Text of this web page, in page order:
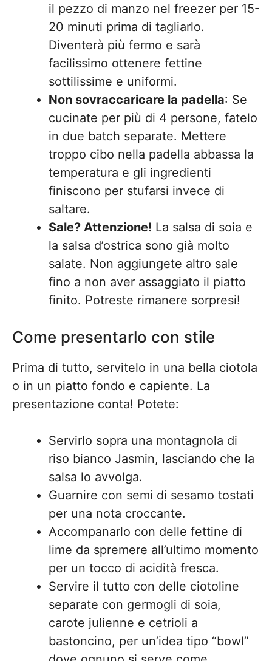
il pezzo di manzo nel freezer per 15-
20 minuti prima di tagliarlo.
Diventerà più fermo e sarà
facilissimo ottenere fettine
sottilissime e uniformi.
Non sovraccaricare la padella: Se
cucinate per più di 4 persone, fatelo
in due batch separate. Mettere
troppo cibo nella padella abbassa la
temperatura e gli ingredienti
finiscono per stufarsi invece di
saltare.
Sale? Attenzione! La salsa di soia e
la salsa d’ostrica sono già molto
salate. Non aggiungete altro sale
fino a non aver assaggiato il piatto
finito. Potreste rimanere sorpresi!
Come presentarlo con stile
Prima di tutto, servitelo in una bella ciotola
o in un piatto fondo e capiente. La
presentazione conta! Potete:
Servirlo sopra una montagnola di
riso bianco Jasmin, lasciando che la
salsa lo avvolga.
Guarnire con semi di sesamo tostati
per una nota croccante.
Accompanarlo con delle fettine di
lime da spremere all’ultimo momento
per un tocco di acidità fresca.
Servire il tutto con delle ciotoline
separate con germogli di soia,
carote julienne e cetrioli a
bastoncino, per un’idea tipo “bowl”